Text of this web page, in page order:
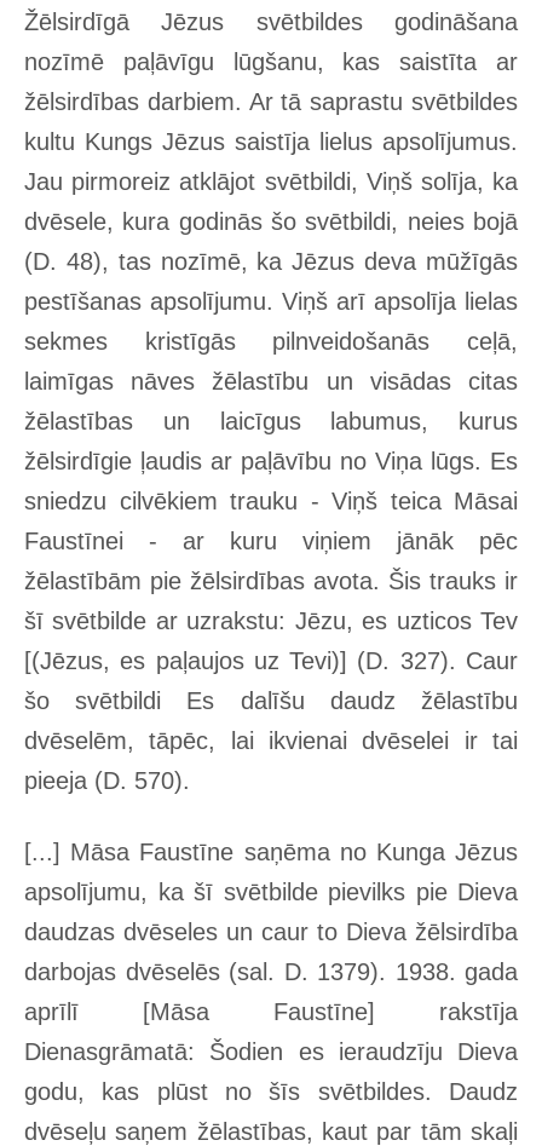
Žēlsirdīgā Jēzus svētbildes godināšana
nozīmē paļāvīgu lūgšanu, kas saistīta ar
žēlsirdības darbiem. Ar tā saprastu svētbildes
kultu Kungs Jēzus saistīja lielus apsolījumus.
Jau pirmoreiz atklājot svētbildi, Viņš solīja, ka
dvēsele, kura godinās šo svētbildi, neies bojā
(D. 48), tas nozīmē, ka Jēzus deva mūžīgās
pestīšanas apsolījumu. Viņš arī apsolīja lielas
sekmes kristīgās pilnveidošanās ceļā,
laimīgas nāves žēlastību un visādas citas
žēlastības un laicīgus labumus, kurus
žēlsirdīgie ļaudis ar paļāvību no Viņa lūgs. Es
sniedzu cilvēkiem trauku - Viņš teica Māsai
Faustīnei - ar kuru viņiem jānāk pēc
žēlastībām pie žēlsirdības avota. Šis trauks ir
šī svētbilde ar uzrakstu: Jēzu, es uzticos Tev
[(Jēzus, es paļaujos uz Tevi)] (D. 327). Caur
šo svētbildi Es dalīšu daudz žēlastību
dvēselēm, tāpēc, lai ikvienai dvēselei ir tai
pieeja (D. 570).
[...] Māsa Faustīne saņēma no Kunga Jēzus
apsolījumu, ka šī svētbilde pievilks pie Dieva
daudzas dvēseles un caur to Dieva žēlsirdība
darbojas dvēselēs (sal. D. 1379). 1938. gada
aprīlī [Māsa Faustīne] rakstīja
Dienasgrāmatā: Šodien es ieraudzīju Dieva
godu, kas plūst no šīs svētbildes. Daudz
dvēseļu saņem žēlastības, kaut par tām skaļi